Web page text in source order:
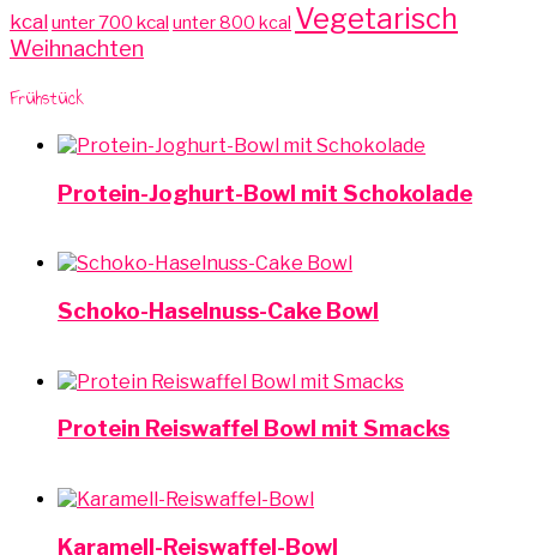
kcalunter 700 kcal unter 800 kcal Vegetarisch
Weihnachten
Frühstück
Protein-Joghurt-Bowl mit Schokolade
Schoko-Haselnuss-Cake Bowl
Protein Reiswaffel Bowl mit Smacks
Karamell-Reiswaffel-Bowl